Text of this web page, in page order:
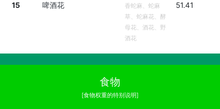
15 啤酒花
香蛇麻、蛇麻
草、蛇麻花、酵
母花、酒花、野
酒花
51.41
食物
[食物权重的特别说明]